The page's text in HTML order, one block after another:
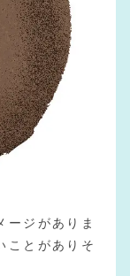
ージがありま
ことがありそ